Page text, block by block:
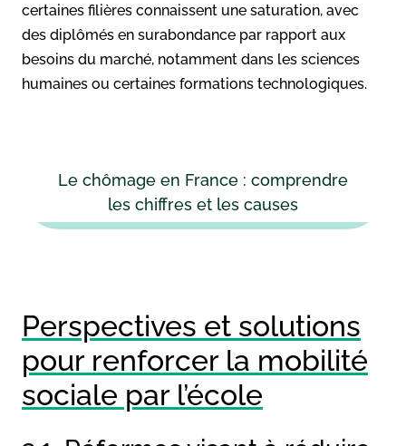
certaines filières connaissent une saturation, avec
des diplômés en surabondance par rapport aux
besoins du marché, notamment dans les sciences
humaines ou certaines formations technologiques.
Le chômage en France : comprendre
les chiffres et les causes
Perspectives et solutions
pour renforcer la mobilité
sociale par l’école